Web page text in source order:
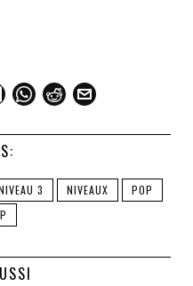
3 NIVEAUX
POP